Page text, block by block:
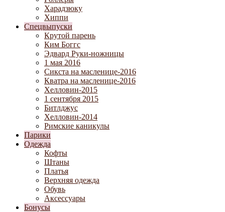
Харадзюку
Хиппи
Спецвыпуски
Крутой парень
Ким Боггс
Эдвард Руки-ножницы
1 мая 2016
Сикста на масленице-2016
Кватра на масленице-2016
Хелловин-2015
1 сентября 2015
Битлджус
Хелловин-2014
Римские каникулы
Парики
Одежда
Кофты
Штаны
Платья
Верхняя одежда
Обувь
Аксессуары
Бонусы